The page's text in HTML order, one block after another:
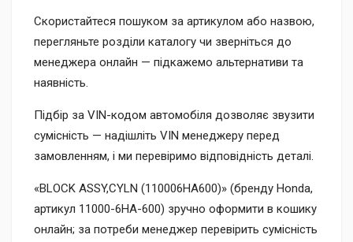
Скористайтеся пошуком за артикулом або назвою,
перегляньте розділи каталогу чи зверніться до
менеджера онлайн — підкажемо альтернативи та
наявність.
Підбір за VIN-кодом автомобіля дозволяє звузити
сумісність — надішліть VIN менеджеру перед
замовленням, і ми перевіримо відповідність деталі.
«BLOCK ASSY,CYLN (110006HA600)» (бренду Honda,
артикул 11000-6HA-600) зручно оформити в кошику
онлайн; за потреби менеджер перевірить сумісність